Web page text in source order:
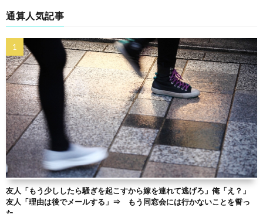
通算人気記事
友人「もう少ししたら騒ぎを起こすから嫁を連れて逃げろ」俺「え？」
友人「理由は後でメールする」⇒ もう同窓会には行かないことを誓っ